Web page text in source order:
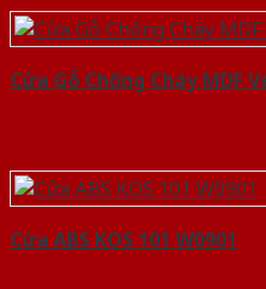
Cửa Gỗ Chống Cháy MDF
Cửa ABS KOS 101 W0901